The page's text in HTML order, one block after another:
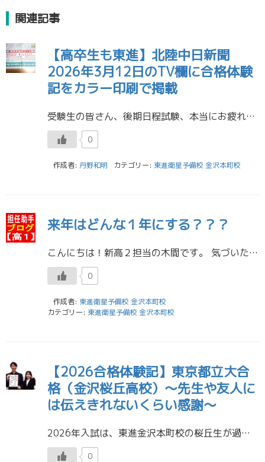
関連記事
【高卒生も東進】北陸中日新聞
2026年3月12日のTV欄に合格体験
記をカラー印刷で掲載
受験生の皆さん、後期日程試験、本当にお疲れ様でした。 金沢本町校では高卒生総合コースの問い合わせ、三者面談、無料体験が、３月6日から毎日のようにあります。 すでに入学手続きをされた方も今週おります。 北陸中日新聞の3月1 […]
0
作成者: 丹野和明 カテゴリー: 東進衛星予備校 金沢本町校
来年はどんな１年にする？？？
こんにちは！新高２担当の木間です。 気づいたら前にブログを書いたときから半年以上経っていてびっくりです。全然そんなに経った感じがしていなくて時の流れの速さを感じます。 ／ 新高2生の皆さんはこの1年間、いろいろなことがあ […]
0
作成者: 東進衛星予備校 金沢本町校
カテゴリー: 東進衛星予備校 金沢本町校
【2026合格体験記】東京都立大合
格（金沢桜丘高校）～先生や友人に
は伝えきれないくらい感謝～
2026年入試は、東進金沢本町校の桜丘生が過去最高と言っていいほど大躍進・大健闘しました。東京都立大の合格体験記をアップします。 東京都立大学 理学部合格 Ｏさん （金沢桜丘高校） ■東進で共に頑張った友人のこと 1年以 […]
0